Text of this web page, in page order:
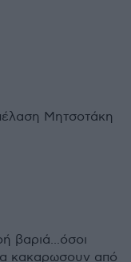
Μητσοτάκη
βαριά...όσοι
κακαρωσουν από